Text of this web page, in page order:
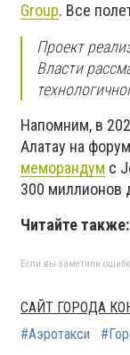
Group. Все
Проект
Власти
Напомним, в
Алатау на
меморандум с
300 миллионов
Читайте также:
Если вы заметили
САЙТ ГОРОДА
#Аэротакси